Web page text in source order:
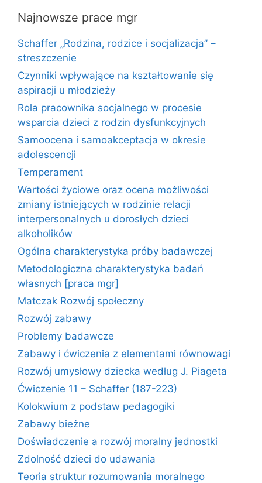
Najnowsze prace mgr
Schaffer „Rodzina, rodzice i socjalizacja” –
streszczenie
Czynniki wpływające na kształtowanie się
aspiracji u młodzieży
Rola pracownika socjalnego w procesie
wsparcia dzieci z rodzin dysfunkcyjnych
Samoocena i samoakceptacja w okresie
adolescencji
Temperament
Wartości życiowe oraz ocena możliwości
zmiany istniejących w rodzinie relacji
interpersonalnych u dorosłych dzieci
alkoholików
Ogólna charakterystyka próby badawczej
Metodologiczna charakterystyka badań
własnych [praca mgr]
Matczak Rozwój społeczny
Rozwój zabawy
Problemy badawcze
Zabawy i ćwiczenia z elementami równowagi
Rozwój umysłowy dziecka według J. Piageta
Ćwiczenie 11 – Schaffer (187-223)
Kolokwium z podstaw pedagogiki
Zabawy bieżne
Doświadczenie a rozwój moralny jednostki
Zdolność dzieci do udawania
Teoria struktur rozumowania moralnego